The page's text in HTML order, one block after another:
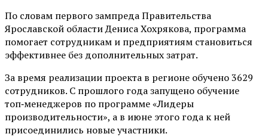
По словам первого зампреда Правительства
Ярославской области Дениса Хохрякова, программа
помогает сотрудникам и предприятиям становиться
эффективнее без дополнительных затрат.
За время реализации проекта в регионе обучено 3629
сотрудников. С прошлого года запущено обучение
топ‑менеджеров по программе «Лидеры
производительности», а в июне этого года к ней
присоединились новые участники.